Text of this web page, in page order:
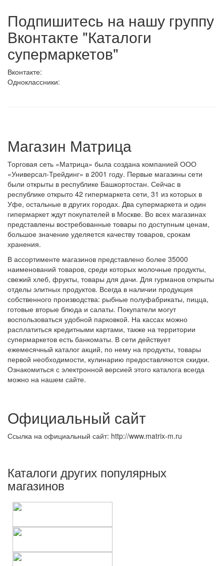
Подпишитесь на нашу группу
Вконтакте "Каталоги
супермаркетов"
Вконтакте:
Одноклассники:
Магазин Матрица
Торговая сеть «Матрица» была создана компанией ООО
«Универсал-Трейдинг» в 2001 году. Первые магазины сети
были открыты в республике Башкортостан. Сейчас в
республике открыто 42 гипермаркета сети, 31 из которых в
Уфе, остальные в других городах. Два супермаркета и один
гипермаркет ждут покупателей в Москве. Во всех магазинах
представлены востребованные товары по доступным ценам,
большое значение уделяется качеству товаров, срокам
хранения.
В ассортименте магазинов представлено более 35000
наименований товаров, среди которых молочные продукты,
свежий хлеб, фрукты, товары для дачи. Для гурманов открыты
отделы элитных продуктов. Всегда в наличии продукция
собственного производства: рыбные полуфабрикаты, пицца,
готовые вторые блюда и салаты. Покупатели могут
воспользоваться удобной парковкой. На кассах можно
расплатиться кредитными картами, также на территории
супермаркетов есть банкоматы. В сети действует
ежемесячный каталог акций, по нему на продукты, товары
первой необходимости, кулинарию предоставляются скидки.
Ознакомиться с электронной версией этого каталога всегда
можно на нашем сайте.
Официальный сайт
Ссылка на официальный сайт: http://www.matrix-m.ru
Каталоги других популярных
магазинов